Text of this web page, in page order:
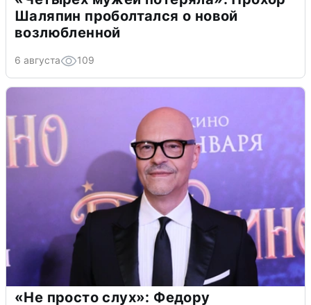
Шаляпин проболтался о новой
возлюбленной
6 августа 109
«Не просто слух»: Федору